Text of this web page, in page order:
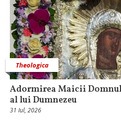
Theologica
Adormirea Maicii
al lui Dumnezeu
31 Iul, 2026